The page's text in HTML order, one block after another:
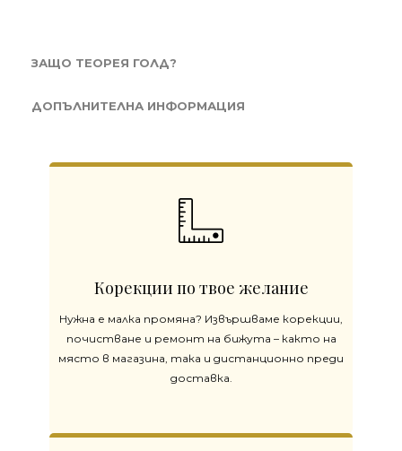
ЗАЩО ТЕОРЕЯ ГОЛД?
ДОПЪЛНИТЕЛНА ИНФОРМАЦИЯ
Корекции по твое желание
Нужна е малка промяна? Извършваме корекции,
почистване и ремонт на бижута – както на
място в магазина, така и дистанционно преди
доставка.